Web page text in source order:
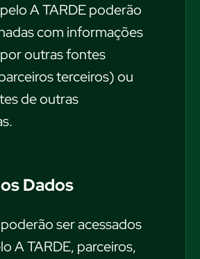
A TARDE poderão
com informações
outras fontes
terceiros) ou
de outras
Dados
ser acessados
A TARDE, parceiros,